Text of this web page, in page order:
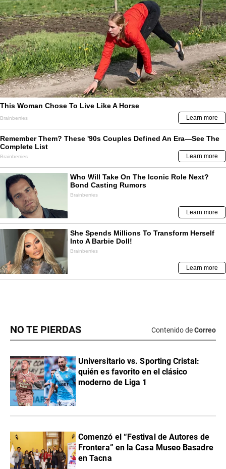
NO TE PIERDAS Contenido deCorreo
Universitario vs. Sporting Cristal:
quién es favorito en el clásico
moderno de Liga 1
Comenzó el “Festival de Autores de
Frontera” en la Casa Museo Basadre
en Tacna